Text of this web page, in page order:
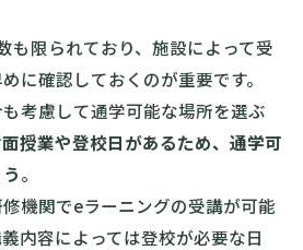
も限られており、施設によって受
に確認しておくのが重要です。
考慮して通学可能な場所を選ぶ
授業や登校日があるため、通学可
。
機関でeラーニングの受講が可能
内容によっては登校が必要な日